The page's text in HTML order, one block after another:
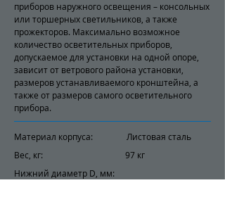
приборов наружного освещения – консольных
или торшерных светильников, а также
прожекторов. Максимально возможное
количество осветительных приборов,
допускаемое для установки на одной опоре,
зависит от ветрового района установки,
размеров устанавливаемого кронштейна, а
также от размеров самого осветительного
прибора.
Материал корпуса: Листовая сталь
Вес, кг: 97 кг
Нижний диаметр D, мм: